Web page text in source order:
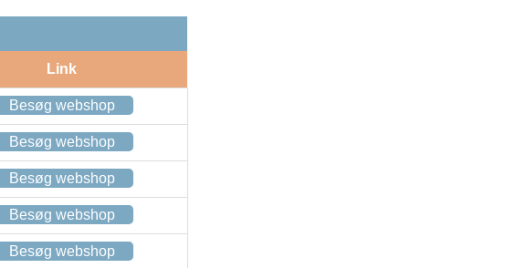
Link
Besøg webshop
Besøg webshop
Besøg webshop
Besøg webshop
Besøg webshop